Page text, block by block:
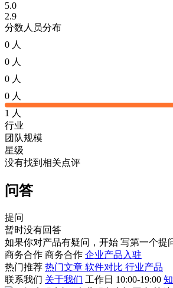
5.0
2.9
分数人员分布
0 人
0 人
0 人
0 人
1 人
行业
团队规模
星级
没有找到相关点评
问答
提问
暂时没有回答
如果你对产品有疑问，开始 写第一个提
商务合作 商务合作 企业产品入驻
热门推荐 热门文章 软件对比 行业产品
联系我们 关于我们 工作日 10:00-19:00